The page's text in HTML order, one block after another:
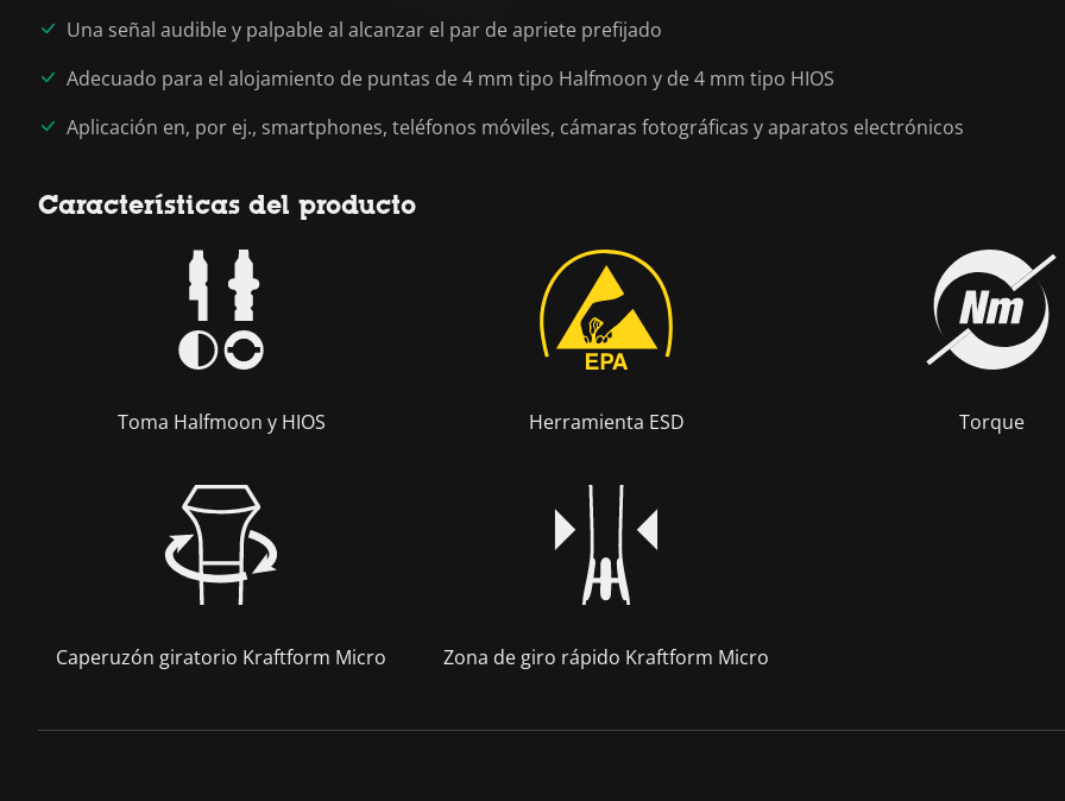
Una señal audible y palpable al alcanzar el par de apriete prefijado
Adecuado para el alojamiento de puntas de 4 mm tipo Halfmoon y de 4 mm tipo HIOS
Aplicación en, por ej., smartphones, teléfonos móviles, cámaras fotográficas y aparatos electrónicos
Características del producto
Toma Halfmoon y HIOS Herramienta ESD Torque
Caperuzón giratorio Kraftform Micro Zona de giro rápido Kraftform Micro